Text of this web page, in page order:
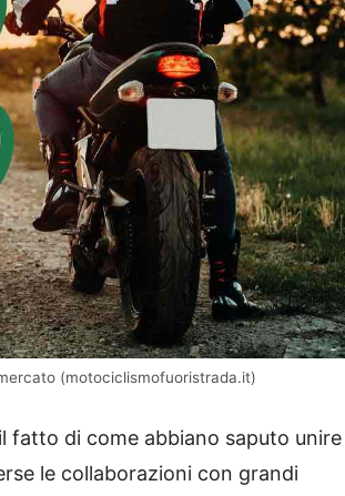
(motociclismofuoristrada.it)
fatto di come abbiano saputo unire
le collaborazioni con grandi